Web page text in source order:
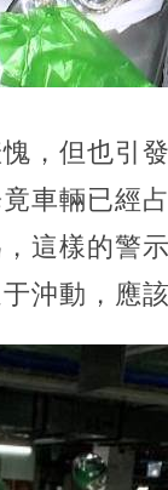
，但也引
車輛已經
這樣的警
沖動，應